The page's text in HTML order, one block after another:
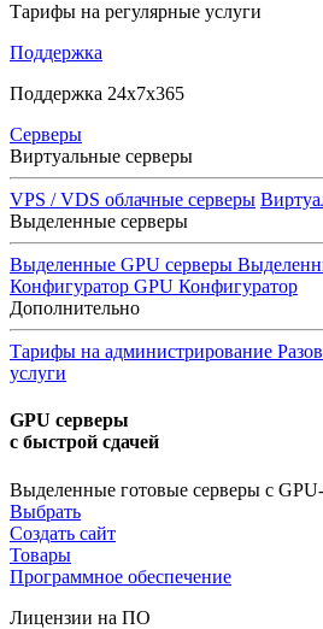
Тарифы на регулярные услуги
Поддержка
Поддержка 24x7x365
Серверы
Виртуальные серверы
VPS / VDS облачные серверы
Выделенные серверы
Выделенные GPU серверы
Конфигуратор GPU Конфигуратор
Дополнительно
Тарифы на администрирование
услуги
GPU серверы
с быстрой сдачей
Выделенные готовые серверы с
Выбрать
Создать сайт
Товары
Программное обеспечение
Лицензии на ПО